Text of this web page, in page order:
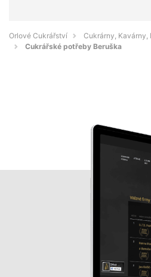
Orlové Cukrářství
Cukrárny,
Cukrářské potřeby Beruška